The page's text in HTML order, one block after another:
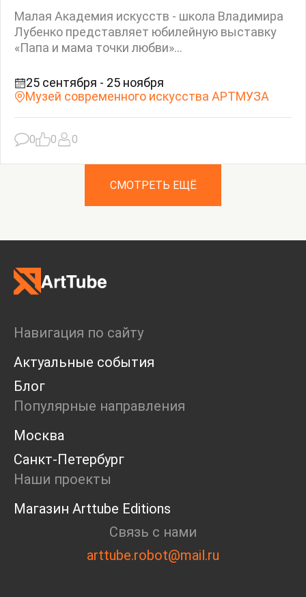
Малая Академия искусств - школа Владимира
Лубенко представляет юбилейную выставку
«Папа и мама точки любви»...
25 сентября - 25 ноября
Музей современного искусства АРТМУЗА
0 0 0
СМОТРЕТЬ ЕЩЁ
Навигация по сайту
Актуальные события
Блог
Популярные направления
Москва
Санкт-Петербург
Наши проекты
Магазин Arttube Editions
Связь с нами
arttube.robot@mail.ru